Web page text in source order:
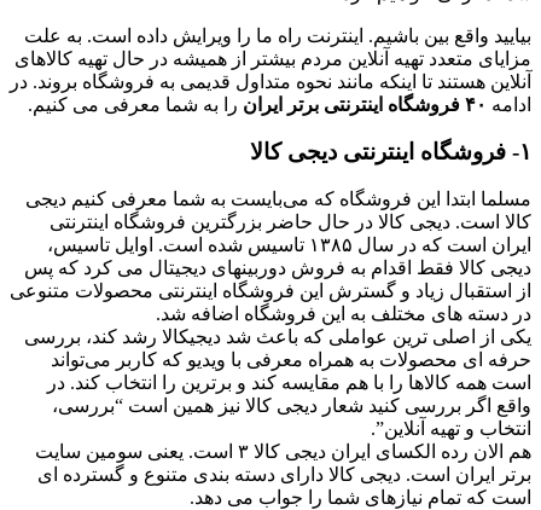
بیایید واقع بین باشیم. اینترنت راه ما را ویرایش داده است. به علت
مزایای متعدد تهیه آنلاین مردم بیشتر از همیشه در حال تهیه کالاهای
آنلاین هستند تا اینکه مانند نحوه متداول قدیمی به فروشگاه بروند. در
ادامه ۴۰ فروشگاه اینترنتی برتر ایران را به شما معرفی می کنیم.
۱- فروشگاه اینترنتی دیجی کالا
مسلما ابتدا این فروشگاه که می‌بایست به شما معرفی کنیم دیجی
کالا است. دیجی کالا در حال حاضر بزرگترین فروشگاه اینترنتی
ایران است که در سال ۱۳۸۵ تاسیس شده است. اوایل تاسیس،
دیجی کالا فقط اقدام به فروش دوربینهای دیجیتال می کرد که پس
از استقبال زیاد و گسترش این فروشگاه اینترنتی محصولات متنوعی
در دسته های مختلف به این فروشگاه اضافه شد.
یکی از اصلی ترین عواملی که باعث شد دیجیکالا رشد کند، بررسی
حرفه ای محصولات به همراه معرفی با ویدیو که کاربر می‌تواند
است همه کالاها را با هم مقایسه کند و برترین را انتخاب کند. در
واقع اگر بررسی کنید شعار دیجی کالا نیز همین است “بررسی،
انتخاب و تهیه آنلاین”.
هم الان رده الکسای ایران دیجی کالا ۳ است. یعنی سومین سایت
برتر ایران است. دیجی کالا دارای دسته بندی متنوع و گسترده ای
است که تمام نیازهای شما را جواب می دهد.